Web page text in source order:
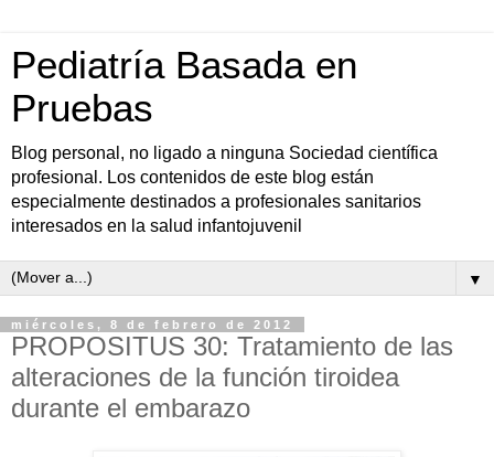
Pediatría Basada en
Pruebas
Blog personal, no ligado a ninguna Sociedad científica
profesional. Los contenidos de este blog están
especialmente destinados a profesionales sanitarios
interesados en la salud infantojuvenil
▼
miércoles, 8 de febrero de 2012
PROPOSITUS 30: Tratamiento de las
alteraciones de la función tiroidea
durante el embarazo